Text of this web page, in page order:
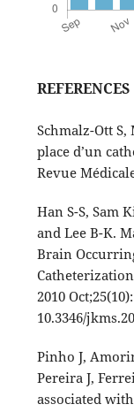
REFERENCES
Schmalz-Ott
place d’un
Revue
Han S-S, Sam
and Lee B-K.
Brain
2010
10.3346/
Pinho J,
Pereira J,
associated